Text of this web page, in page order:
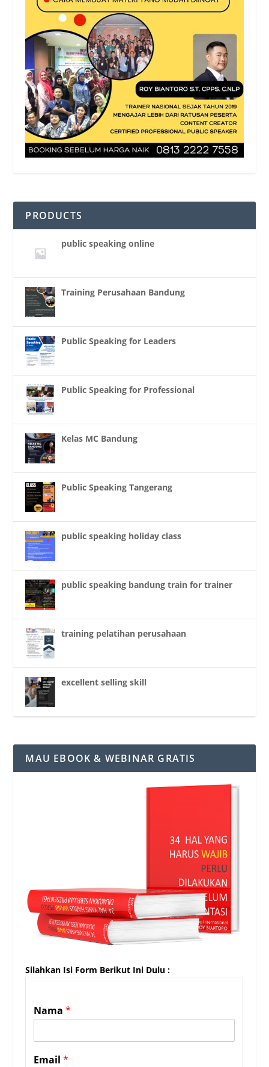
PRODUCTS
public speaking online
Training Perusahaan Bandung
Public Speaking for Leaders
Public Speaking for Professional
Kelas MC Bandung
Public Speaking Tangerang
public speaking holiday class
public speaking bandung train for trainer
training pelatihan perusahaan
excellent selling skill
MAU EBOOK & WEBINAR GRATIS
Silahkan Isi Form Berikut Ini Dulu :
Nama*
Email*